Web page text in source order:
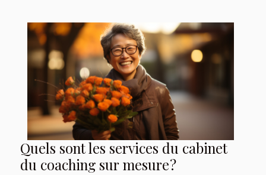
Quels sont les services du cabinet
du coaching sur mesure ?